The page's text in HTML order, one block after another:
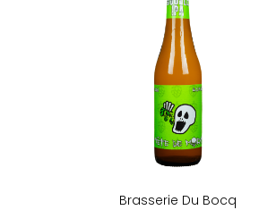
Brasserie Du Bocq